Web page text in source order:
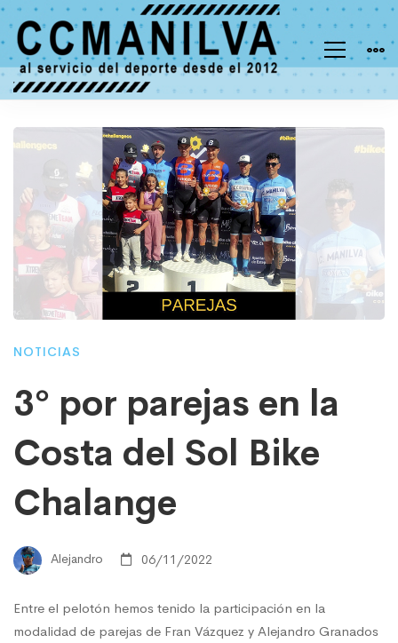
NOTICIAS
3º por parejas en la
Costa del Sol Bike
Chalange
Alejandro 06/11/2022
Entre el pelotón hemos tenido la participación en la
modalidad de parejas de Fran Vázquez y Alejandro Granados